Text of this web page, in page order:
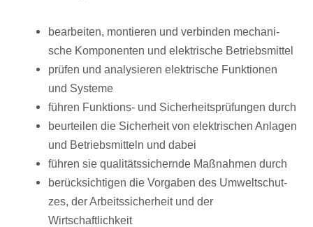
bear­bei­ten, montie­ren und verbin­den mecha­ni­
sche Kompo­nen­ten und elek­tri­sche Betriebsmittel
prüfen und analy­sie­ren elek­tri­sche Funk­tio­nen
und Systeme
führen Funk­ti­ons- und Sicher­heits­prü­fun­gen durch
beur­tei­len die Sicher­heit von elek­tri­schen Anla­gen
und Betriebs­mit­teln und dabei
führen sie quali­täts­si­chernde Maßnah­men durch
berück­sich­ti­gen die Vorga­ben des Umwelt­schut­
zes, der Arbeits­si­cher­heit und der
Wirtschaftlichkeit